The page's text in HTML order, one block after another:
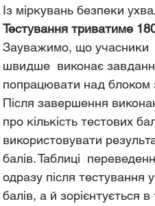
Із міркувань безпеки
Тестування триватиме
Зауважимо, що учасники
швидше  виконає
попрацювати над блоком
Після завершення
про кількість тестових
використовувати
балів. Таблиці
одразу після тестування
балів, а й зорієнтується